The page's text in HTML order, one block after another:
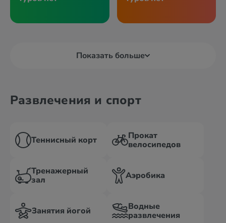
Показать больше
Развлечения и спорт
Теннисный корт
Прокат
велосипедов
Тренажерный
зал
Аэробика
Занятия йогой
Водные
развлечения